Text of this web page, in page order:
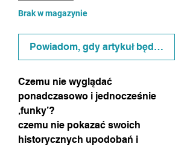
Brak w magazynie
Powiadom, gdy artykuł będzie
Czemu nie wyglądać
ponadczasowo i jednocześnie
‚funky’?
czemu nie pokazać swoich
historycznych upodobań i